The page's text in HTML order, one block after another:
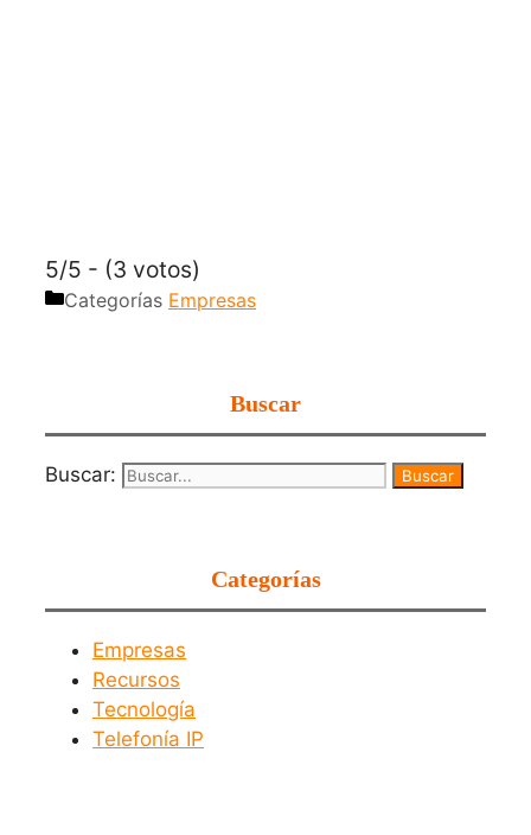
5/5 - (3 votos)
Categorías Empresas
Buscar
Buscar:
Categorías
Empresas
Recursos
Tecnología
Telefonía IP